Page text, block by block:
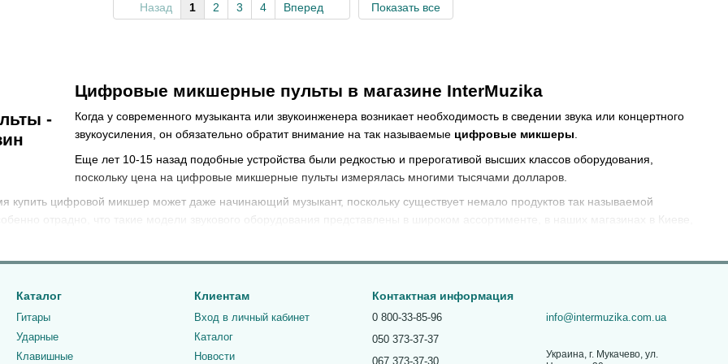
Цифровые микшерные пульты в магазине InterMuzika
Когда у современного музыканта или звукоинженера возникает необходимость в сведении звука или концертного
звукоусиления, он обязательно обратит внимание на так называемые цифровые микшеры
Еще лет 10-15 назад подобные устройства были редкостью и прерогативой высших классов оборудования,
поскольку цена на цифровые микшерные пульты измерялась многими тысячами долларов.
купить цифровой микшер может даже начинающий музыкант, поскольку существует немало продуктов так называемой
отрадно, что такие модели звукового оборудования представлены в широком ассортименте, в наших магазинах в Киеве,
выбирает аналоговый пульт, на качество звучания цифрового микшерного пульта влияет много различных факторов. В
компонентов микшера.
компрессирование или микширование сигнала требует его пересчета. Поскольку при этом происходит увеличение чисел
оборудование должно правильно выполнять обработку и сохранение сигнала и изменённом виде. Обычно чем дороже
и, соответственно, выше разрядность. Это позволяет получить как можно более чистый и сглаженный звук. Если же
Назад 1 2 3 4 Вперед Показать все
Каталог
Гитары
Ударные
Клавишные
Клиентам
Вход в личный кабинет
Каталог
Новости
Контактная информация
0 800-33-85-96
050 373-37-37
067 373-37-30
info@intermuzika.com.ua
Украина, г. Мукачево, ул.